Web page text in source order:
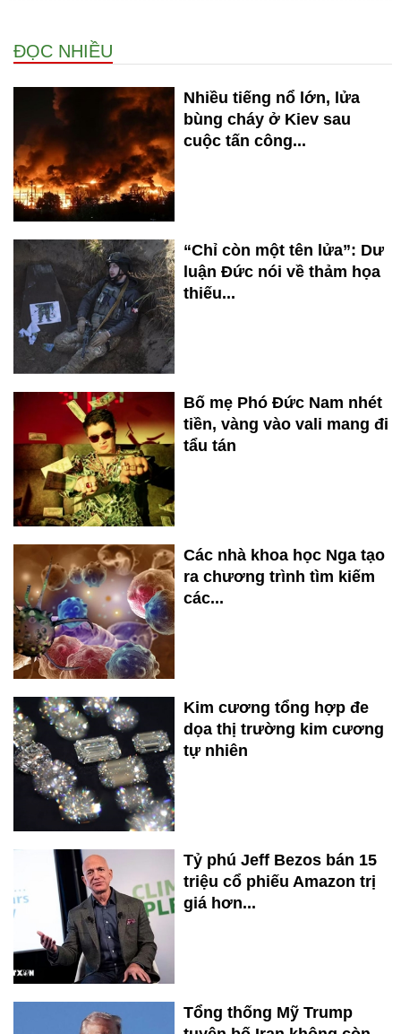
ĐỌC NHIỀU
Nhiều tiếng nổ lớn, lửa
bùng cháy ở Kiev sau
cuộc tấn công...
“Chỉ còn một tên lửa”: Dư
luận Đức nói về thảm họa
thiếu...
Bố mẹ Phó Đức Nam nhét
tiền, vàng vào vali mang đi
tẩu tán
Các nhà khoa học Nga tạo
ra chương trình tìm kiếm
các...
Kim cương tổng hợp đe
dọa thị trường kim cương
tự nhiên
Tỷ phú Jeff Bezos bán 15
triệu cổ phiếu Amazon trị
giá hơn...
Tổng thống Mỹ Trump